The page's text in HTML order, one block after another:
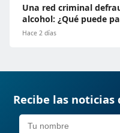
Una red criminal
alcohol: ¿Qué puede
Hace 2 días
Recibe las